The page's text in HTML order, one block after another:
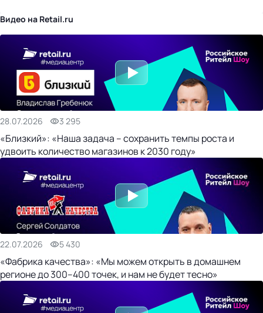
Видео на Retail.ru
28.07.2026 3 295
«Близкий»: «Наша задача – сохранить темпы роста и
удвоить количество магазинов к 2030 году»
22.07.2026 5 430
«Фабрика качества»: «Мы можем открыть в домашнем
регионе до 300–400 точек, и нам не будет тесно»